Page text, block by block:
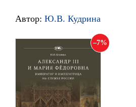
Автор: Ю.В. Кудрина
7